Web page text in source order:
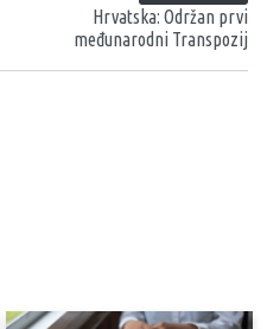
Hrvatska: Održan prvi
međunarodni Transpozij